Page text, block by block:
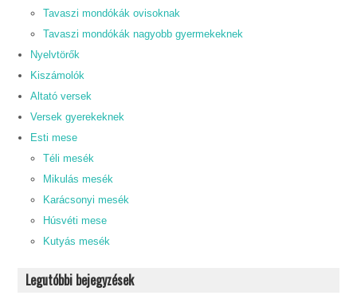
Tavaszi mondókák ovisoknak
Tavaszi mondókák nagyobb gyermekeknek
Nyelvtörők
Kiszámolók
Altató versek
Versek gyerekeknek
Esti mese
Téli mesék
Mikulás mesék
Karácsonyi mesék
Húsvéti mese
Kutyás mesék
Legutóbbi bejegyzések